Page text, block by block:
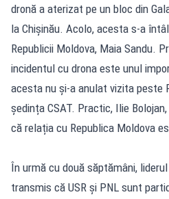
dronă a aterizat pe un bloc din
la Chișinău. Acolo, acesta s-a
Republicii Moldova, Maia Sandu.
incidentul cu drona este unul
acesta nu și-a anulat vizita peste
ședința CSAT. Practic, Ilie
că relația cu Republica Moldova
În urmă cu două săptămâni,
transmis că USR și PNL sunt